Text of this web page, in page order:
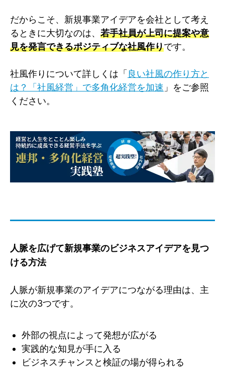
だからこそ、新規事業アイデアを会社として考え
るときに大切なのは、 若手社員が上司に提案や意
見を発言できるポジティブな社風作りです。
社風作りについて詳しくは「良い社風の作り方と
は？「社風経営」で多角化経営を加速 」をご参照
ください。
人脈を広げて新規事業のビジネスアイデアを見つ
ける方法
人脈が新規事業のアイデアにつながる理由は、主
に次の3つです。
外部の視点によって発想が広がる
実践的な知見が手に入る
ビジネスチャンスと検証の場が得られる